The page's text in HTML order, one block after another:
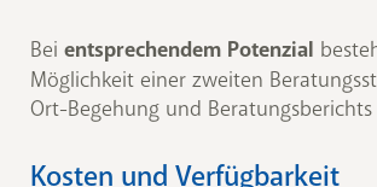
Bei entsprechendem Potenzial
Möglichkeit einer zweiten
Ort-Begehung und Beratungsberichts
Kosten und Verfügbarkeit